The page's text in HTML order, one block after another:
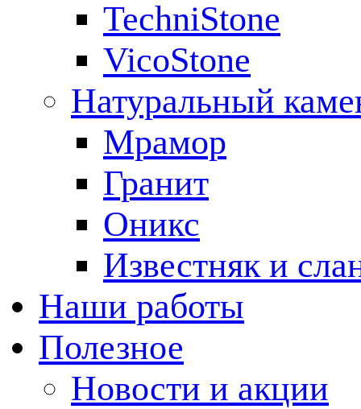
TechniStone
VicoStone
Натуральный
Мрамор
Гранит
Оникс
Известняк и
Наши работы
Полезное
Новости и акции